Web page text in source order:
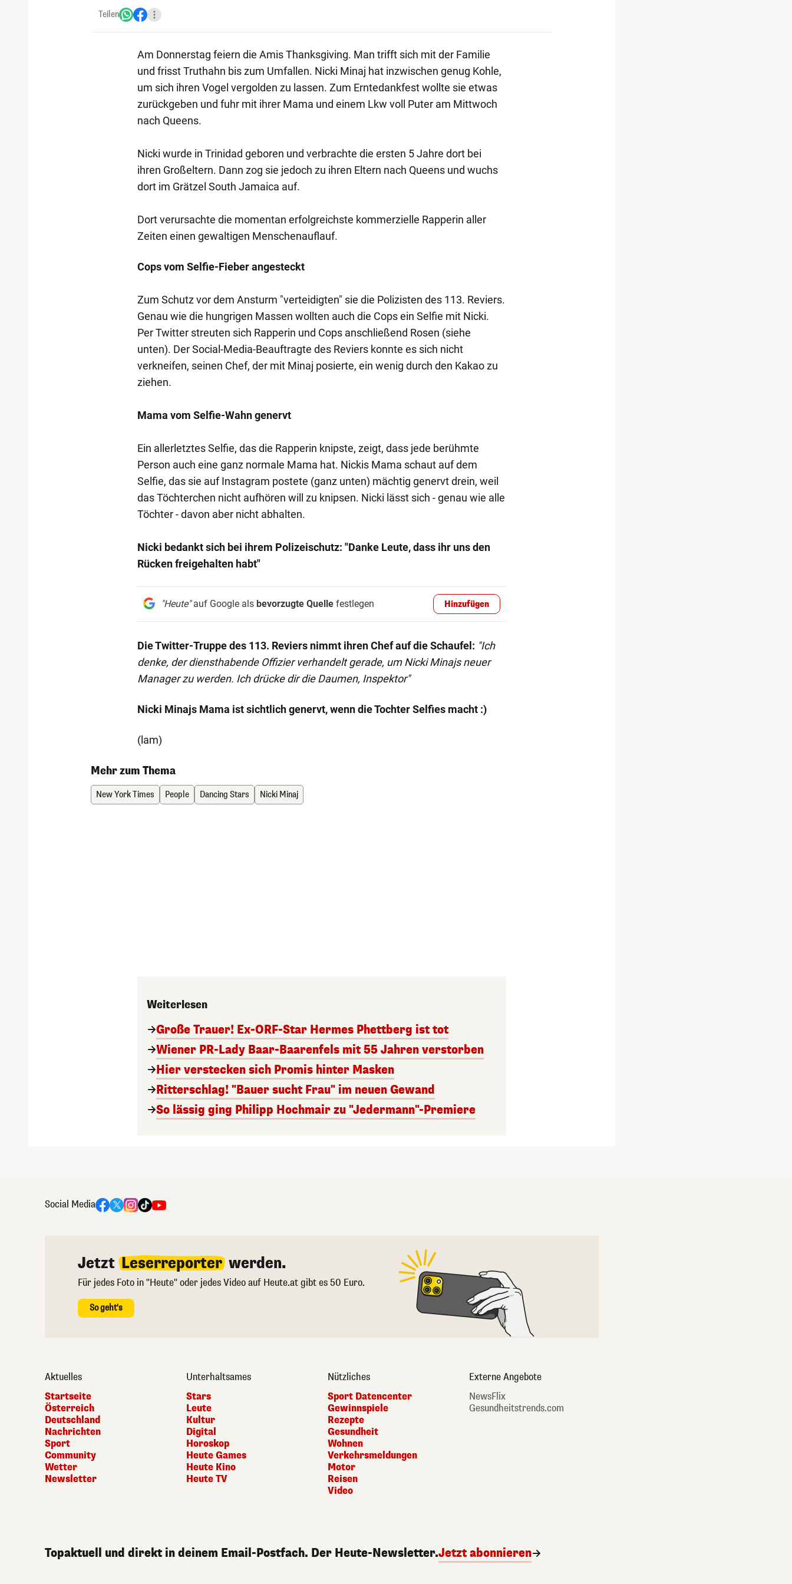
Teilen
Am Donnerstag feiern die Amis Thanksgiving. Man trifft sich mit der Familie
und frisst Truthahn bis zum Umfallen. Nicki Minaj hat inzwischen genug Kohle,
um sich ihren Vogel vergolden zu lassen. Zum Erntedankfest wollte sie etwas
zurückgeben und fuhr mit ihrer Mama und einem Lkw voll Puter am Mittwoch
nach Queens.
Nicki wurde in Trinidad geboren und verbrachte die ersten 5 Jahre dort bei
ihren Großeltern. Dann zog sie jedoch zu ihren Eltern nach Queens und wuchs
dort im Grätzel South Jamaica auf.
Dort verursachte die momentan erfolgreichste kommerzielle Rapperin aller
Zeiten einen gewaltigen Menschenauflauf.
Cops vom Selfie-Fieber angesteckt
Zum Schutz vor dem Ansturm "verteidigten" sie die Polizisten des 113. Reviers.
Genau wie die hungrigen Massen wollten auch die Cops ein Selfie mit Nicki.
Per Twitter streuten sich Rapperin und Cops anschließend Rosen (siehe
unten). Der Social-Media-Beauftragte des Reviers konnte es sich nicht
verkneifen, seinen Chef, der mit Minaj posierte, ein wenig durch den Kakao zu
ziehen.
Mama vom Selfie-Wahn genervt
Ein allerletztes Selfie, das die Rapperin knipste, zeigt, dass jede berühmte
Person auch eine ganz normale Mama hat. Nickis Mama schaut auf dem
Selfie, das sie auf Instagram postete (ganz unten) mächtig genervt drein, weil
das Töchterchen nicht aufhören will zu knipsen. Nicki lässt sich - genau wie alle
Töchter - davon aber nicht abhalten.
Nicki bedankt sich bei ihrem Polizeischutz: "Danke Leute, dass ihr uns den
Rücken freigehalten habt"
"Heute"auf Google als bevorzugte Quellefestlegen Hinzufügen
Die Twitter-Truppe des 113. Reviers nimmt ihren Chef auf die Schaufel: "Ich
denke, der diensthabende Offizier verhandelt gerade, um Nicki Minajs neuer
Manager zu werden. Ich drücke dir die Daumen, Inspektor"
Nicki Minajs Mama ist sichtlich genervt, wenn die Tochter Selfies macht :)
(lam)
Mehr zum Thema
New York Times People Dancing Stars Nicki Minaj
Weiterlesen
Große Trauer! Ex-ORF-Star Hermes Phettberg ist tot
Wiener PR-Lady Baar-Baarenfels mit 55 Jahren verstorben
Hier verstecken sich Promis hinter Masken
Ritterschlag! "Bauer sucht Frau" im neuen Gewand
So lässig ging Philipp Hochmair zu "Jedermann"-Premiere
Social Media
Jetzt Leserreporter werden.
Für jedes Foto in "Heute" oder jedes Video auf Heute.at gibt es 50 Euro.
So geht's
Aktuelles
Startseite
Österreich
Deutschland
Nachrichten
Sport
Community
Wetter
Newsletter
Unterhaltsames
Stars
Leute
Kultur
Digital
Horoskop
Heute Games
Heute Kino
Heute TV
Nützliches
Sport Datencenter
Gewinnspiele
Rezepte
Gesundheit
Wohnen
Verkehrsmeldungen
Motor
Reisen
Video
Externe Angebote
NewsFlix
Gesundheitstrends.com
Topaktuell und direkt in deinem Email-Postfach. Der Heute-Newsletter.Jetzt abonnieren